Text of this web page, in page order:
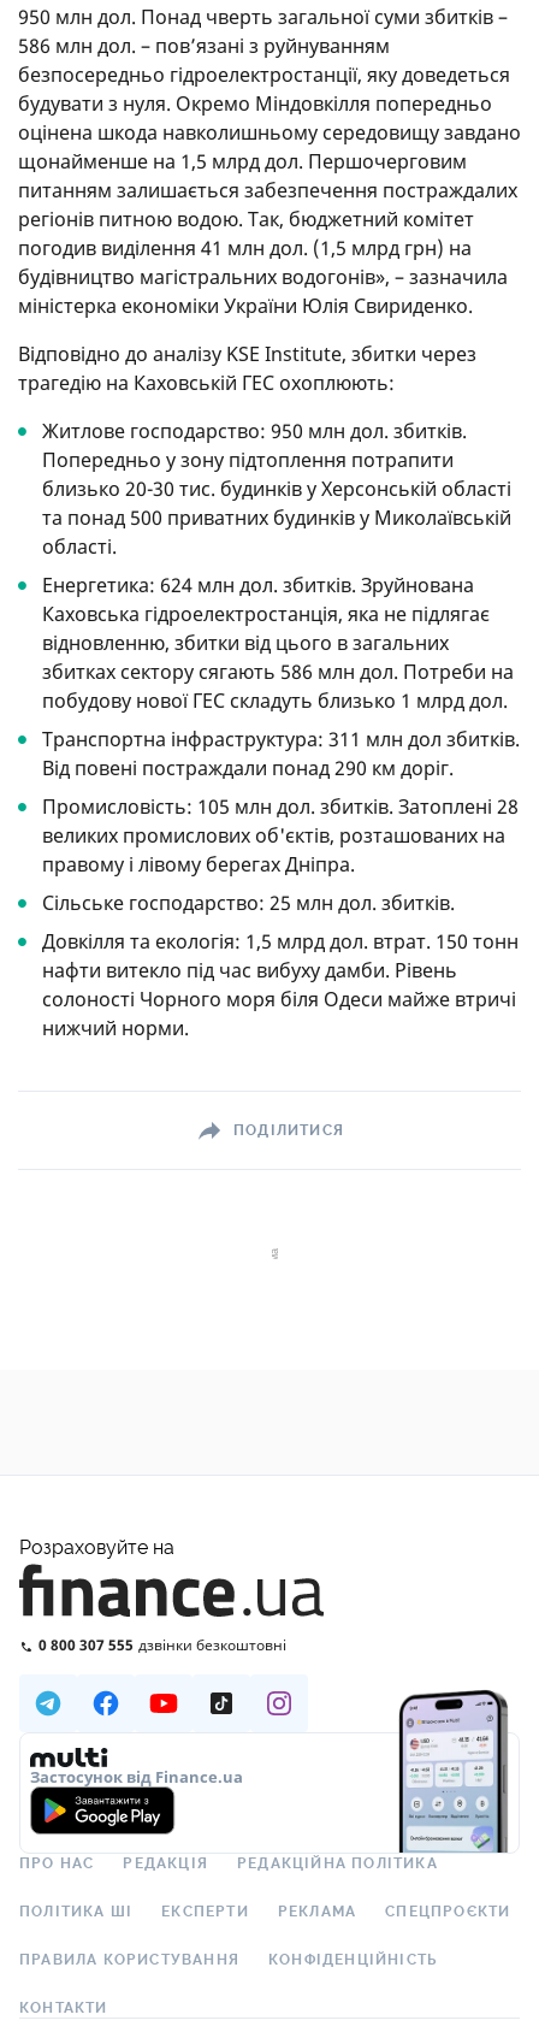
950 млн дол. Понад чверть загальної суми збитків –
586 млн дол. – повʼязані з руйнуванням
безпосередньо гідроелектростанції, яку доведеться
будувати з нуля. Окремо Міндовкілля попередньо
оцінена шкода навколишньому середовищу завдано
щонайменше на 1,5 млрд дол. Першочерговим
питанням залишається забезпечення постраждалих
регіонів питною водою. Так, бюджетний комітет
погодив виділення 41 млн дол. (1,5 млрд грн) на
будівництво магістральних водогонів», – зазначила
міністерка економіки України Юлія Свириденко.
Відповідно до аналізу KSE Institute, збитки через
трагедію на Каховській ГЕС охоплюють:
Житлове господарство: 950 млн дол. збитків.
Попередньо у зону підтоплення потрапити
близько 20-30 тис. будинків у Херсонській області
та понад 500 приватних будинків у Миколаївській
області.
Енергетика: 624 млн дол. збитків. Зруйнована
Каховська гідроелектростанція, яка не підлягає
відновленню, збитки від цього в загальних
збитках сектору сягають 586 млн дол. Потреби на
побудову нової ГЕС складуть близько 1 млрд дол.
Транспортна інфраструктура: 311 млн дол збитків.
Від повені постраждали понад 290 км доріг.
Промисловість: 105 млн дол. збитків. Затоплені 28
великих промислових об'єктів, розташованих на
правому і лівому берегах Дніпра.
Сільське господарство: 25 млн дол. збитків.
Довкілля та екологія: 1,5 млрд дол. втрат. 150 тонн
нафти витекло під час вибуху дамби. Рівень
солоності Чорного моря біля Одеси майже втричі
нижчий норми.
ПОДІЛИТИСЯ
Розраховуйте на
0 800 307 555 дзвінки безкоштовні
Застосунок від Finance.ua
ПРО НАС РЕДАКЦІЯ РЕДАКЦІЙНА ПОЛІТИКА
ПОЛІТИКА ШІ ЕКСПЕРТИ РЕКЛАМА СПЕЦПРОЄКТИ
ПРАВИЛА КОРИСТУВАННЯ КОНФІДЕНЦІЙНІСТЬ
КОНТАКТИ